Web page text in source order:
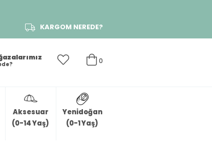
KARGOM NEREDE?
0
Aksesuar
(0-14 Yaş)
Yenidoğan
(0-1 Yaş)